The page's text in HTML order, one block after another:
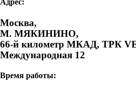
Москва,
М. МЯКИНИНО,
66-й километр МКАД, ТРК
Международная 12
Время работы: